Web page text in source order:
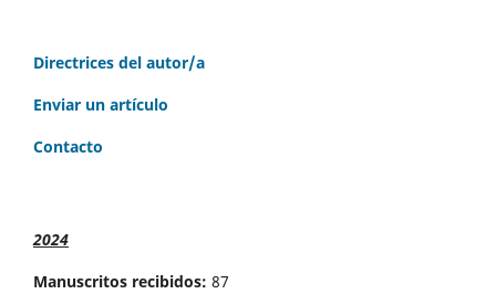
Directrices del autor/a
Enviar un artículo
Contacto
2024
Manuscritos recibidos: 87